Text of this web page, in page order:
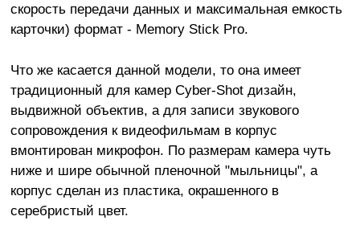
скорость передачи данных и максимальная емкость
карточки) формат - Memory Stick Pro.
Что же касается данной модели, то она имеет
традиционный для камер Сyber-Shot дизайн,
выдвижной объектив, а для записи звукового
сопровождения к видеофильмам в корпус
вмонтирован микрофон. По размерам камера чуть
ниже и шире обычной пленочной "мыльницы", а
корпус сделан из пластика, окрашенного в
серебристый цвет.